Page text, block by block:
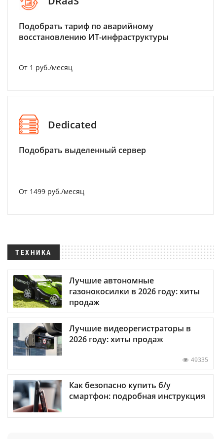
Подобрать тариф по аварийному
восстановлению ИТ-инфраструктуры
От 1 руб./месяц
Dedicated
Подобрать выделенный сервер
От 1499 руб./месяц
ТЕХНИКА
Лучшие автономные
газонокосилки в 2026 году: хиты
продаж
Лучшие видеорегистраторы в
2026 году: хиты продаж
49335
Как безопасно купить б/у
смартфон: подробная инструкция